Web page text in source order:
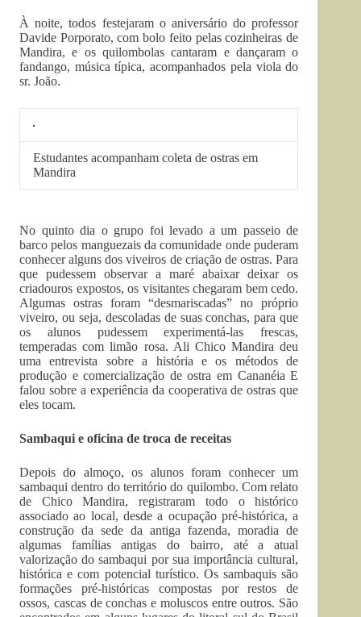
À noite, todos festejaram o aniversário do professor
Davide Porporato, com bolo feito pelas cozinheiras de
Mandira, e os quilombolas cantaram e dançaram o
fandango, música típica, acompanhados pela viola do
sr. João.
Estudantes acompanham coleta de ostras em
Mandira
No quinto dia o grupo foi levado a um passeio de
barco pelos manguezais da comunidade onde puderam
conhecer alguns dos viveiros de criação de ostras. Para
que pudessem observar a maré abaixar deixar os
criadouros expostos, os visitantes chegaram bem cedo.
Algumas ostras foram “desmariscadas” no próprio
viveiro, ou seja, descoladas de suas conchas, para que
os alunos pudessem experimentá-las frescas,
temperadas com limão rosa. Ali Chico Mandira deu
uma entrevista sobre a história e os métodos de
produção e comercialização de ostra em Cananéia E
falou sobre a experiência da cooperativa de ostras que
eles tocam.
Sambaqui e oficina de troca de receitas
Depois do almoço, os alunos foram conhecer um
sambaqui dentro do território do quilombo. Com relato
de Chico Mandira, registraram todo o histórico
associado ao local, desde a ocupação pré-histórica, a
construção da sede da antiga fazenda, moradia de
algumas famílias antigas do bairro, até a atual
valorização do sambaqui por sua importância cultural,
histórica e com potencial turístico. Os sambaquis são
formações pré-históricas compostas por restos de
ossos, cascas de conchas e moluscos entre outros. São